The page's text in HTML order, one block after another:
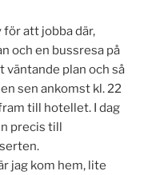
för att jobba där,
och en bussresa på
plan och så
sen ankomst kl. 22
till hotellet. I dag
precis till
jag kom hem, lite